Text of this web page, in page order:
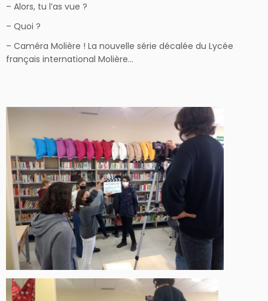
– Alors, tu l’as vue ?
– Quoi ?
– Caméra Molière ! La nouvelle série décalée du Lycée
français international Molière…